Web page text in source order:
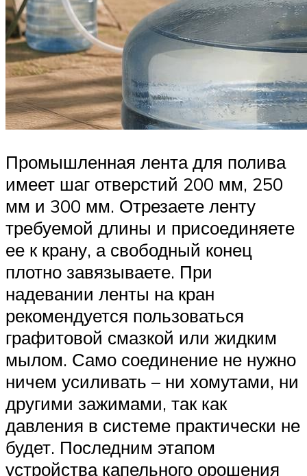
Промышленная лента для полива
имеет шаг отверстий 200 мм, 250
мм и 300 мм. Отрезаете ленту
требуемой длины и присоединяете
ее к крану, а свободный конец
плотно завязываете. При
надевании ленты на кран
рекомендуется пользоваться
графитовой смазкой или жидким
мылом. Само соединение не нужно
ничем усиливать – ни хомутами, ни
другими зажимами, так как
давления в системе практически не
будет. Последним этапом
устройства капельного орошения